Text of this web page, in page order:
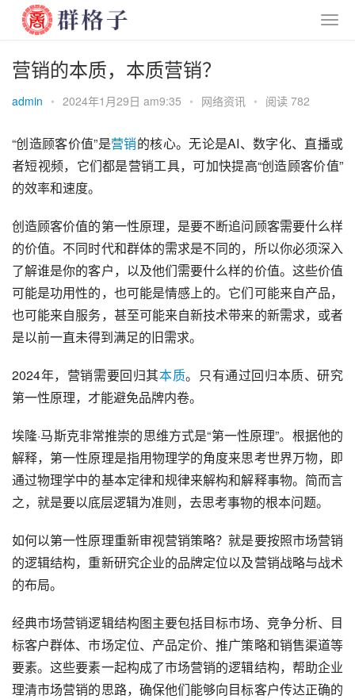
营销的本质，本质营销？
admin • 2024年1月29日 am9:35 • 网络资讯 • 阅读 782
“创造顾客价值”是营销的核心。无论是AI、数字化、直播或
者短视频，它们都是营销工具，可加快提高“创造顾客价值”
的效率和速度。
创造顾客价值的第一性原理，是要不断追问顾客需要什么样
的价值。不同时代和群体的需求是不同的，所以你必须深入
了解谁是你的客户，以及他们需要什么样的价值。这些价值
可能是功用性的，也可能是情感上的。它们可能来自产品，
也可能来自服务，甚至可能来自新技术带来的新需求，或者
是以前一直未得到满足的旧需求。
2024年，营销需要回归其本质。只有通过回归本质、研究
第一性原理，才能避免品牌内卷。
埃隆·马斯克非常推崇的思维方式是“第一性原理”。根据他的
解释，第一性原理是指用物理学的角度来思考世界万物，即
通过物理学中的基本定律和规律来解构和解释事物。简而言
之，就是要以底层逻辑为准则，去思考事物的根本问题。
如何以第一性原理重新审视营销策略？就是要按照市场营销
的逻辑结构，重新研究企业的品牌定位以及营销战略与战术
的布局。
经典市场营销逻辑结构图主要包括目标市场、竞争分析、目
标客户群体、市场定位、产品定价、推广策略和销售渠道等
要素。这些要素一起构成了市场营销的逻辑结构，帮助企业
理清市场营销的思路，确保他们能够向目标客户传达正确的